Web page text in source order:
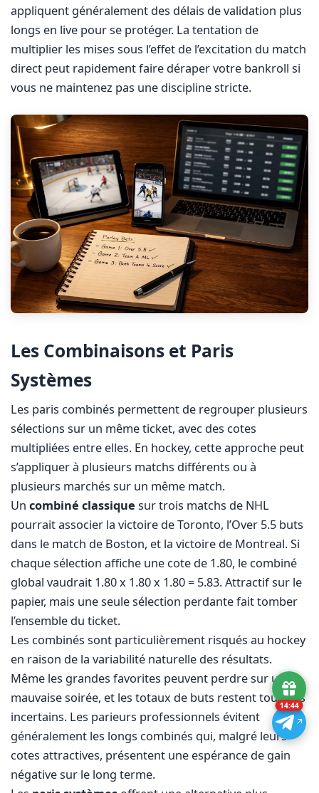
appliquent généralement des délais de validation plus
longs en live pour se protéger. La tentation de
multiplier les mises sous l’effet de l’excitation du match
direct peut rapidement faire déraper votre bankroll si
vous ne maintenez pas une discipline stricte.
Les Combinaisons et Paris
Systèmes
Les paris combinés permettent de regrouper plusieurs
sélections sur un même ticket, avec des cotes
multipliées entre elles. En hockey, cette approche peut
s’appliquer à plusieurs matchs différents ou à
plusieurs marchés sur un même match.
Un combiné classique sur trois matchs de NHL
pourrait associer la victoire de Toronto, l’Over 5.5 buts
dans le match de Boston, et la victoire de Montreal. Si
chaque sélection affiche une cote de 1.80, le combiné
global vaudrait 1.80 x 1.80 x 1.80 = 5.83. Attractif sur le
papier, mais une seule sélection perdante fait tomber
l’ensemble du ticket.
Les combinés sont particulièrement risqués au hockey
en raison de la variabilité naturelle des résultats.
Même les grandes favorites peuvent perdre sur une
mauvaise soirée, et les totaux de buts restent toujours
incertains. Les parieurs professionnels évitent
généralement les longs combinés qui, malgré leurs
cotes attractives, présentent une espérance de gain
négative sur le long terme.
14:43